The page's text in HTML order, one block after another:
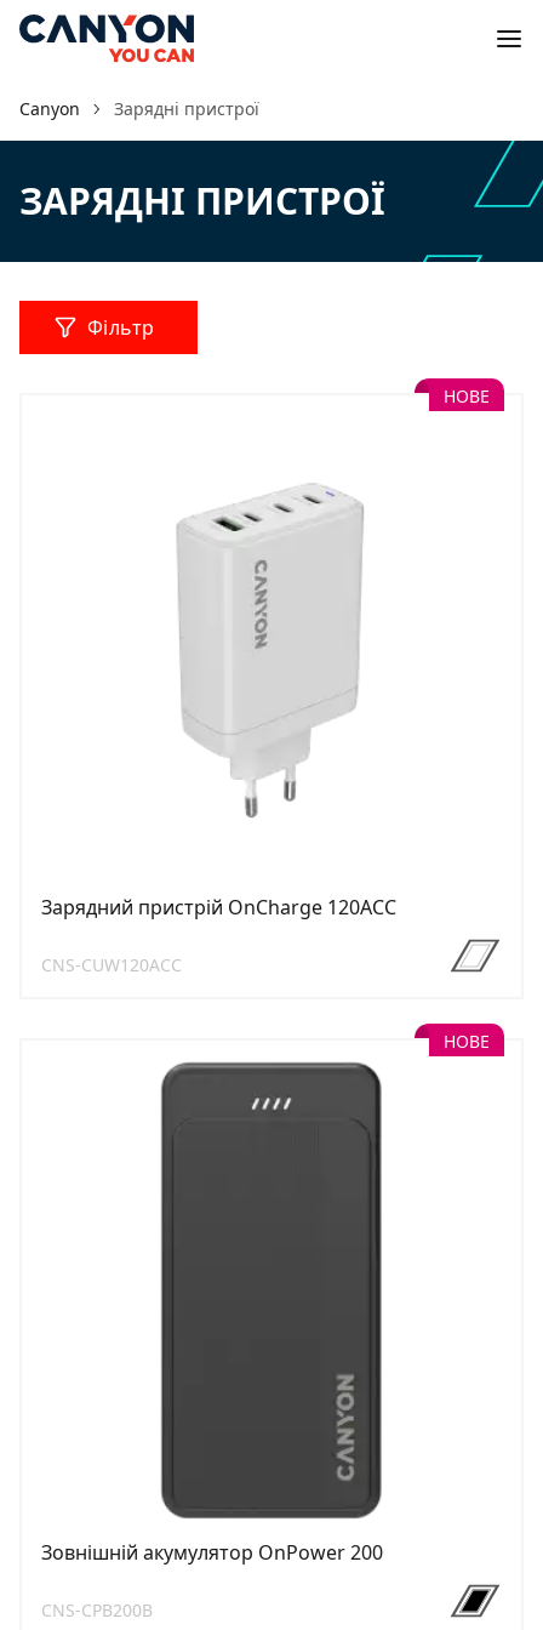
Canyon Зарядні пристрої
ЗАРЯДНІ ПРИСТРОЇ
Фільтр
НОВЕ
Зарядний пристрій OnCharge 120ACC
CNS-CUW120ACC
НОВЕ
Зовнішній акумулятор OnPower 200
CNS-CPB200B